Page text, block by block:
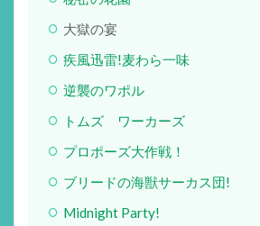
大獄の宴
疾風迅雷!麦わら一味
逆襲のワポル
トムズ ワーカーズ
プロポーズ大作戦！
ブリードの海獣サーカス団!
Midnight Party!